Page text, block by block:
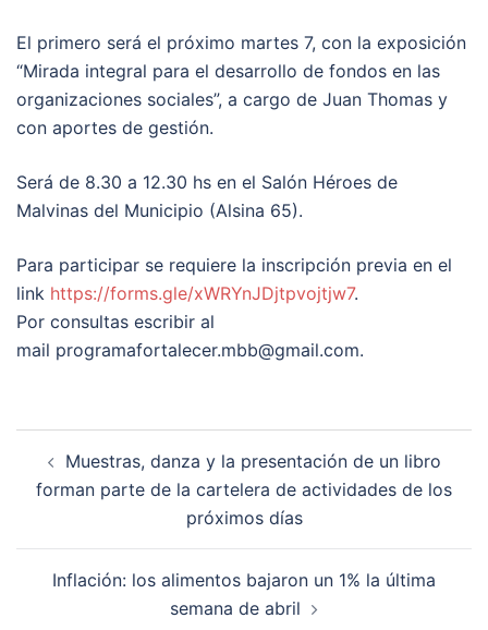
El primero será el próximo martes 7, con la exposición
“Mirada integral para el desarrollo de fondos en las
organizaciones sociales”, a cargo de Juan Thomas y
con aportes de gestión.
Será de 8.30 a 12.30 hs en el Salón Héroes de
Malvinas del Municipio (Alsina 65).
Para participar se requiere la inscripción previa en el
link https://forms.gle/xWRYnJDjtpvojtjw7.
Por consultas escribir al
mail programafortalecer.mbb@gmail.com.
navigation
Muestras, danza y la presentación de un libro
forman parte de la cartelera de actividades de los
próximos días
Inflación: los alimentos bajaron un 1% la última
semana de abril